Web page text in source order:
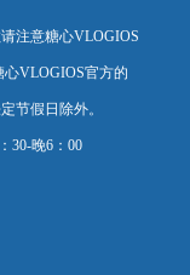
请注意糖心VLOGIOS
心VLOGIOS官方的
节假日除外。
30-晚6：00